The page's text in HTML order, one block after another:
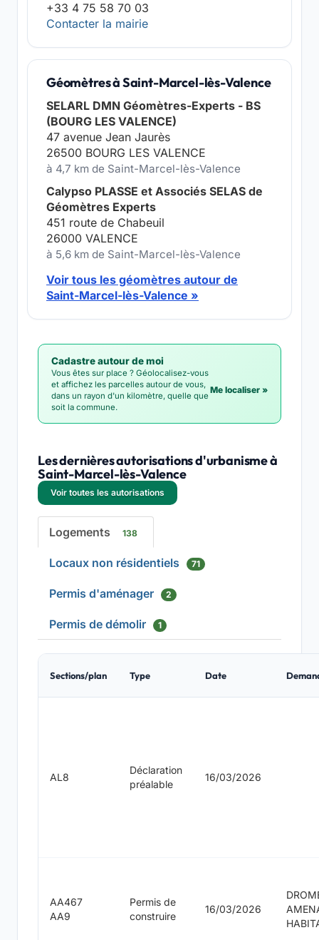
+33 4 75 58 70 03
Contacter la mairie
Géomètres à Saint-Marcel-lès-Valence
SELARL DMN Géomètres-Experts - BS
(BOURG LES VALENCE)
47 avenue Jean Jaurès
26500 BOURG LES VALENCE
à 4,7 km de Saint-Marcel-lès-Valence
Calypso PLASSE et Associés SELAS de
Géomètres Experts
451 route de Chabeuil
26000 VALENCE
à 5,6 km de Saint-Marcel-lès-Valence
Voir tous les géomètres autour de
Saint-Marcel-lès-Valence »
Cadastre autour de moi
Vous êtes sur place ? Géolocalisez-vous
et affichez les parcelles autour de vous,
dans un rayon d'un kilomètre, quelle que
soit la commune.
Me localiser »
Les dernières autorisations d'urbanisme à
Saint-Marcel-lès-Valence
Voir toutes les autorisations
Logements 138
Locaux non résidentiels 71
Permis d'aménager 2
Permis de démolir 1
Sections/plan Type Date
AL8
Déclaration
préalable
16/03/2026
AA467
AA9
Permis de
construire
16/03/2026